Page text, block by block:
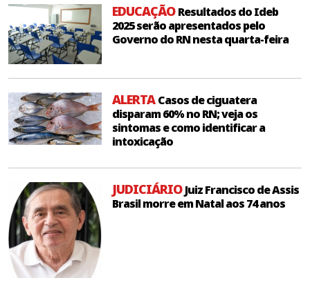
EDUCAÇÃOResultados do Ideb
2025 serão apresentados pelo
Governo do RN nesta quarta-feira
ALERTACasos de ciguatera
disparam 60% no RN; veja os
sintomas e como identificar a
intoxicação
JUDICIÁRIOJuiz Francisco de Assis
Brasil morre em Natal aos 74 anos